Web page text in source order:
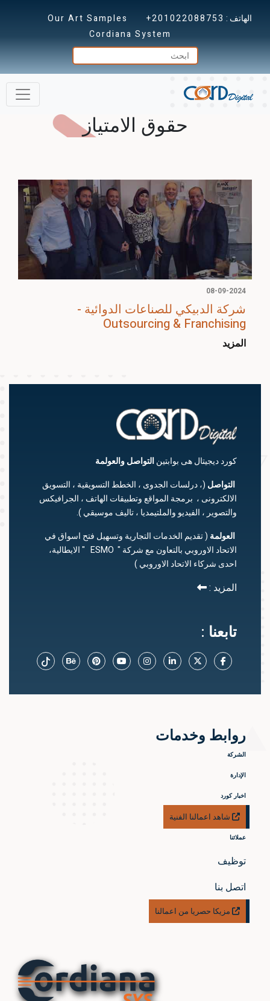
الهاتف :+201022088753
Our Art Samples
Cordiana System
حقوق الامتياز
08-09-2024
شركة الدبيكي للصناعات الدوائية -
Outsourcing & Franchising
المزيد
كورد ديجيتال هى بوابتينالتواصلوالعولمة
التواصل(، درلسات الجدوى ، الخطط التسويقية ، التسويق
الالكترونى ، برمجة المواقع وتطبيقات الهاتف ، الجرافيكس
والتصوير ، الفيديو والملتيمديا ، تاليف موسيقي ).
العولمة( تقديم الخدمات التجارية وتسهيل فتح اسواق في
الاتحاد الاوروبي بالتعاون مع شركة " ESMO " الايطالية،
احدى شركاء الاتحاد الاوروبي )
المزيد :
تابعنا :
روابط وخدمات
الشركة
الإدارة
اخبار كورد
شاهد اعمالنا الفنية
عملائنا
توظيف
اتصل بنا
مزيكا حصريا من اعمالنا